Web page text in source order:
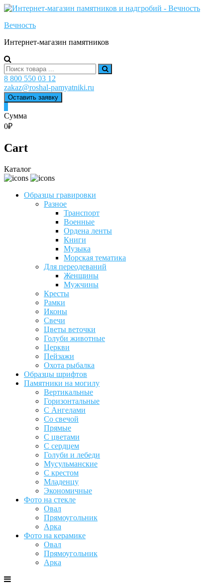
Skip
content
Вечность
Интернет-магазин памятников
Search
for:
8 800 550 03 12
zakaz@roshal-pamyatniki.ru
Оставить заявку
Сумма
0₽
Cart
Каталог
Образцы гравировки
Разное
Транспорт
Военные
Ордена ленты
Книги
Музыка
Морская тематика
Для переодеваний
Женщины
Мужчины
Кресты
Рамки
Иконы
Свечи
Цветы веточки
Голуби животные
Церкви
Пейзажи
Охота рыбалка
Образцы шрифтов
Памятники на могилу
Вертикальные
Горизонтальные
С Ангелами
Со свечой
Прямые
С цветами
С сердцем
Голуби и лебеди
Мусульманские
С крестом
Младенцу
Экономичные
Фото на стекле
Овал
Прямоугольник
Арка
Фото на керамике
Овал
Прямоугольник
Арка